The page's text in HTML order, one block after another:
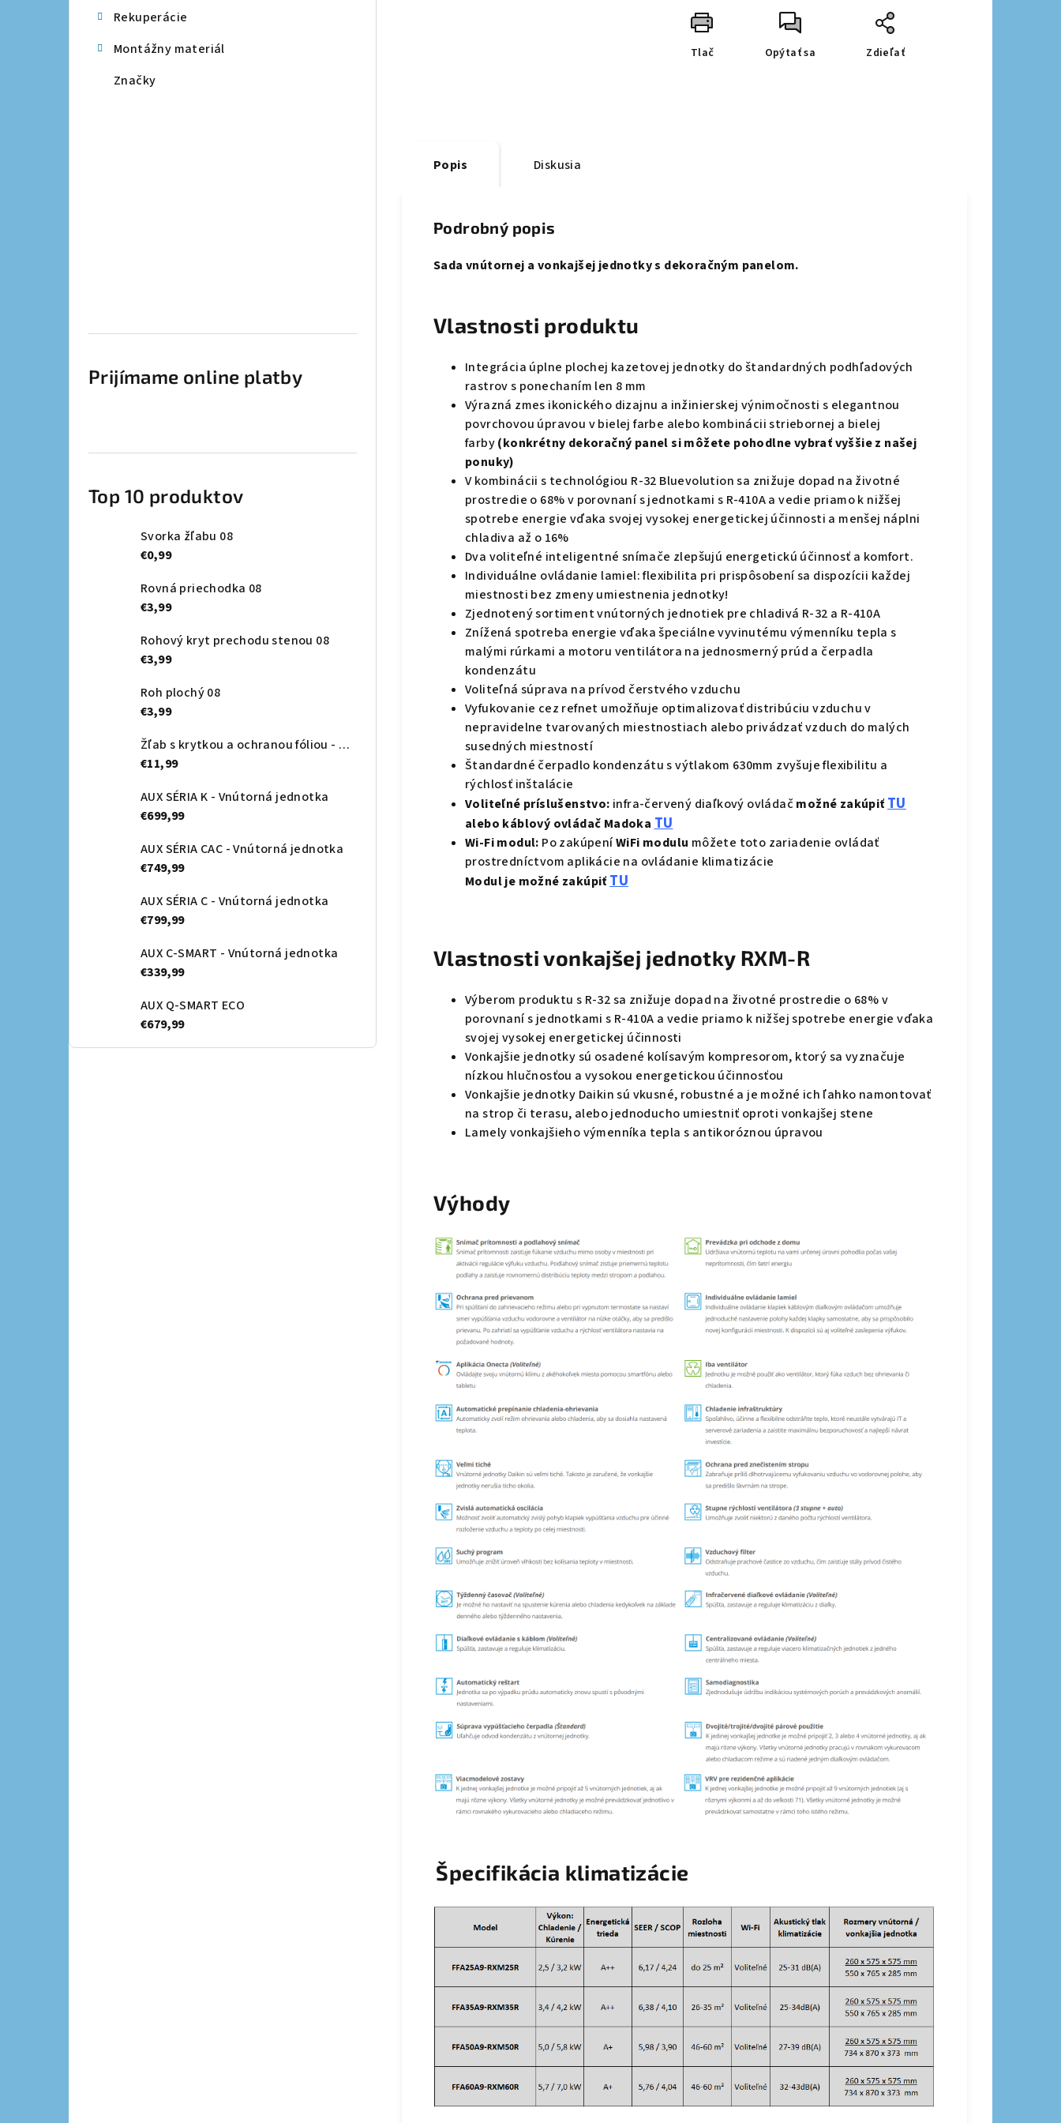
Rekuperácie
Montážny materiál
Značky
Prijímame online platby
Top 10 produktov
Svorka žľabu 08
€0,99
Rovná priechodka 08
€3,99
Rohový kryt prechodu stenou 08
€3,99
Roh plochý 08
€3,99
Žľab s krytkou a ochranou fóliou - Canalsplit 08
€11,99
AUX SÉRIA K - Vnútorná jednotka
€699,99
AUX SÉRIA CAC - Vnútorná jednotka
€749,99
AUX SÉRIA C - Vnútorná jednotka
€799,99
AUX C-SMART - Vnútorná jednotka
€339,99
AUX Q-SMART ECO
€679,99
Tlač Opýtať sa Zdieľať
Popis Diskusia
Podrobný popis
Sada vnútornej a vonkajšej jednotky s dekoračným panelom.
Vlastnosti produktu
Integrácia úplne plochej kazetovej jednotky do štandardných podhľadových
rastrov s ponechaním len 8 mm
Výrazná zmes ikonického dizajnu a inžinierskej výnimočnosti s elegantnou
povrchovou úpravou v bielej farbe alebo kombinácii striebornej a bielej
farby(konkrétny dekoračný panel si môžete pohodlne vybrať vyššie z našej
ponuky)
V kombinácii s technológiou R-32 Bluevolution sa znižuje dopad na životné
prostredie o 68% v porovnaní s jednotkami s R-410A a vedie priamo k nižšej
spotrebe energie vďaka svojej vysokej energetickej účinnosti a menšej náplni
chladiva až o 16%
Dva voliteľné inteligentné snímače zlepšujú energetickú účinnosť a komfort.
Individuálne ovládanie lamiel: flexibilita pri prispôsobení sa dispozícii každej
miestnosti bez zmeny umiestnenia jednotky!
Zjednotený sortiment vnútorných jednotiek pre chladivá R-32 a R-410A
Znížená spotreba energie vďaka špeciálne vyvinutému výmenníku tepla s
malými rúrkami a motoru ventilátora na jednosmerný prúd a čerpadla
kondenzátu
Voliteľná súprava na prívod čerstvého vzduchu
Vyfukovanie cez refnet umožňuje optimalizovať distribúciu vzduchu v
nepravidelne tvarovaných miestnostiach alebo privádzať vzduch do malých
susedných miestností
Štandardné čerpadlo kondenzátu s výtlakom 630mm zvyšuje flexibilitu a
rýchlosť inštalácie
Voliteľné príslušenstvo: infra-červený diaľkový ovládačmožné zakúpiťTU
alebo káblový ovládač MadokaTU
Wi-Fi modul: Po zakúpeníWiFi modulu môžete toto zariadenie ovládať
prostredníctvom aplikácie na ovládanie klimatizácie
Modul je možné zakúpiťTU
Vlastnosti vonkajšej jednotky RXM-R
Výberom produktu s R-32 sa znižuje dopad na životné prostredie o 68% v
porovnaní s jednotkami s R-410A a vedie priamo k nižšej spotrebe energie vďaka
svojej vysokej energetickej účinnosti
Vonkajšie jednotky sú osadené kolísavým kompresorom, ktorý sa vyznačuje
nízkou hlučnosťou a vysokou energetickou účinnosťou
Vonkajšie jednotky Daikin sú vkusné, robustné a je možné ich ľahko namontovať
na strop či terasu, alebo jednoducho umiestniť oproti vonkajšej stene
Lamely vonkajšieho výmenníka tepla s antikoróznou úpravou
Výhody
Špecifikácia klimatizácie